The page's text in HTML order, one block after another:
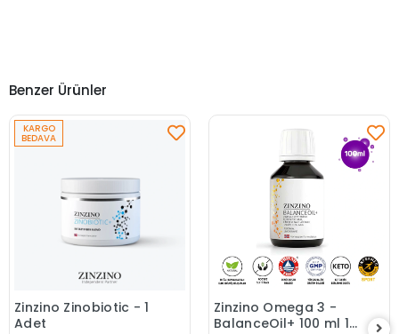
Benzer Ürünler
Zinzino Zinobiotic - 1
Adet
KARGO
BEDAVA
Zinzino Omega 3 -
BalanceOil+ 100 ml 1